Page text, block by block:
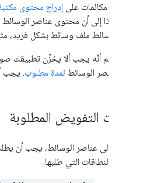
بعد إجراء مكالمات على إدراج محتوى
عنصر الوسائط ملف وسائط بشكل فريد،
يُرجى العِلم أنّه يجب ألا يخزِّن تطبيقك
تعريف عنصر الوسائط لمدة مطلوب. يجب
نطاقات التفويض المطلوبة
للوصول إلى عناصر الوسائط، يجب أن
الردّ على النطاقات التي طلبها.